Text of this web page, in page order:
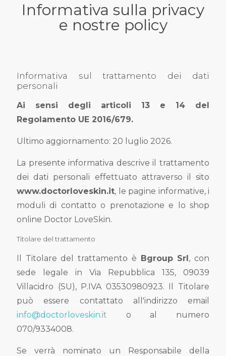
Informativa sulla privacy
e nostre policy
Informativa sul trattamento dei dati
personali
Ai sensi degli articoli 13 e 14 del
Regolamento UE 2016/679.
Ultimo aggiornamento: 20 luglio 2026.
La presente informativa descrive il trattamento
dei dati personali effettuato attraverso il sito
www.doctorloveskin.it, le pagine informative, i
moduli di contatto o prenotazione e lo shop
online Doctor LoveSkin.
Titolare del trattamento
Il Titolare del trattamento è Bgroup Srl, con
sede legale in Via Repubblica 135, 09039
Villacidro (SU), P.IVA 03530980923. Il Titolare
può essere contattato all'indirizzo email
info@doctorloveskin.it o al numero
070/9334008.
Se verrà nominato un Responsabile della